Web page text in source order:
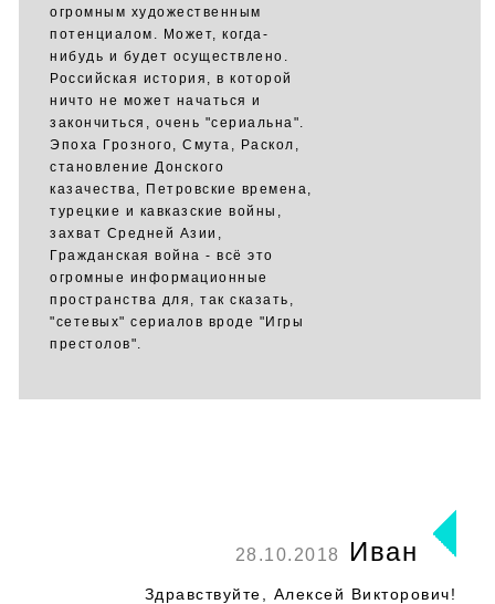
огромным художественным
потенциалом. Может, когда-
нибудь и будет осуществлено.
Российская история, в которой
ничто не может начаться и
закончиться, очень "сериальна".
Эпоха Грозного, Смута, Раскол,
становление Донского
казачества, Петровские времена,
турецкие и кавказские войны,
захват Средней Азии,
Гражданская война - всё это
огромные информационные
пространства для, так сказать,
"сетевых" сериалов вроде "Игры
престолов".
28.10.2018 Иван
Здравствуйте, Алексей Викторович!